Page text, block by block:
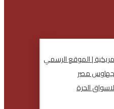
| الموقع الرسمي
مصر
الحرة